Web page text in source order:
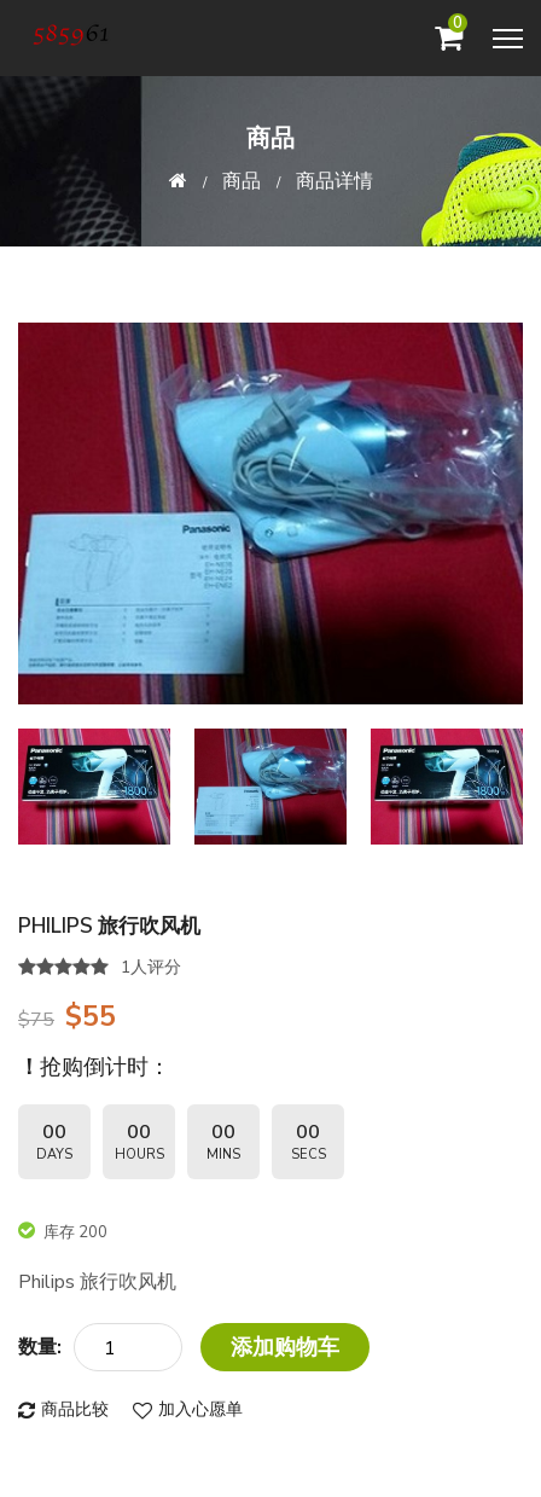
0
商品
商品 商品详情
PHILIPS 旅行吹风机
1人评分
$75 $55
！ 抢购倒计时：
00
DAYS
00
HOURS
00
MINS
00
SECS
库存 200
Philips 旅行吹风机
数量: 添加购物车
商品比较 加入心愿单